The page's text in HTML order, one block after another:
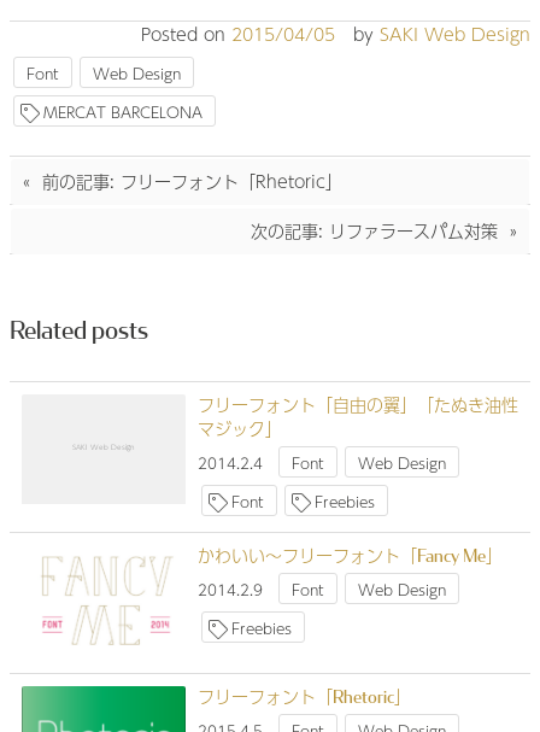
Posted on 2015/04/05 by SAKI Web Design
Font
Web Design
MERCAT BARCELONA
稿
ビ
ー
シ
前の記事: フリーフォント「Rhetoric」
次の記事: リファラースパム対策
Related posts
SAKI Web Design
フリーフォント「自由の翼」「たぬき油性
マジック」
2014.2.4 Font
Web Design
Font
Freebies
かわいい～フリーフォント「Fancy Me」
2014.2.9 Font
Web Design
Freebies
フリーフォント「Rhetoric」